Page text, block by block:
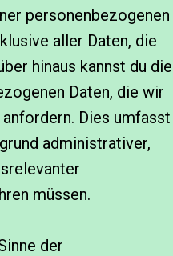
personenbezogenen
aller Daten, die
hinaus kannst du die
Daten, die wir
Dies umfasst
administrativer,
müssen.
der